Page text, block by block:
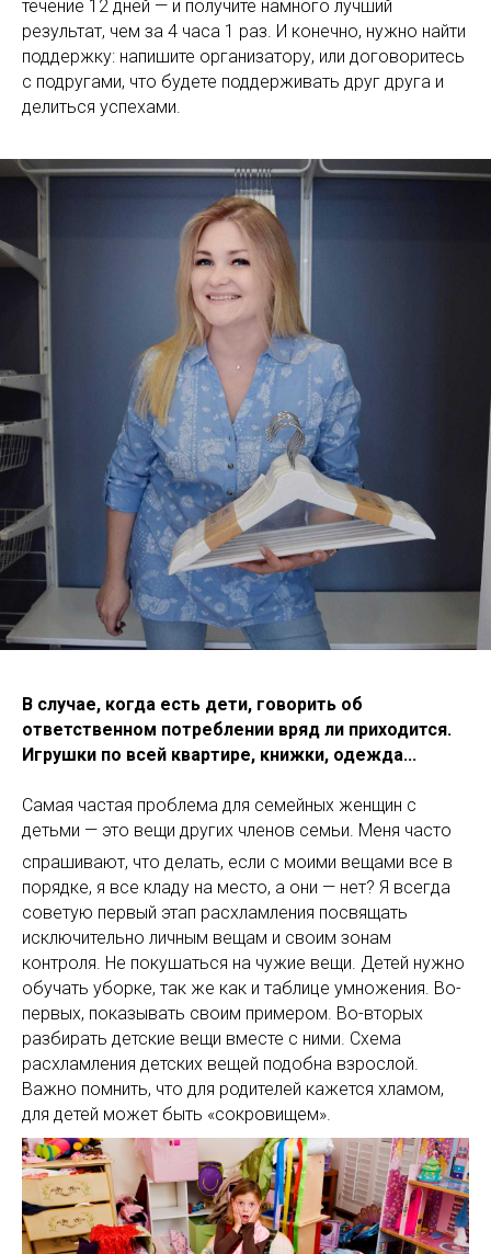
течение 12 дней — и получите намного лучший
результат, чем за 4 часа 1 раз. И конечно, нужно найти
поддержку: напишите организатору, или договоритесь
с подругами, что будете поддерживать друг друга и
делиться успехами.
В случае, когда есть дети, говорить об
ответственном потреблении вряд ли приходится.
Игрушки по всей квартире, книжки, одежда...
Самая частая проблема для семейных женщин с
детьми — это вещи других членов семьи. Меня часто
спрашивают, что делать, если с моими вещами все в
порядке, я все кладу на место, а они — нет? Я всегда
советую первый этап расхламления посвящать
исключительно личным вещам и своим зонам
контроля. Не покушаться на чужие вещи. Детей нужно
обучать уборке, так же как и таблице умножения. Во-
первых, показывать своим примером. Во-вторых
разбирать детские вещи вместе с ними. Схема
расхламления детских вещей подобна взрослой.
Важно помнить, что для родителей кажется хламом,
для детей может быть «сокровищем».